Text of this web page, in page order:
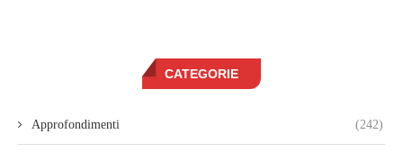
CATEGORIE
Approfondimenti (242)